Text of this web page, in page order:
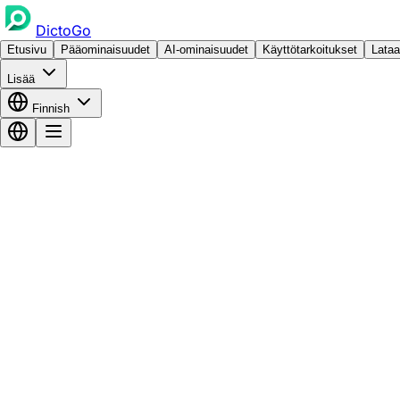
DictoGo
Etusivu Pääominaisuudet AI-ominaisuudet Käyttötarkoitukset Lataa
Lisää
Finnish